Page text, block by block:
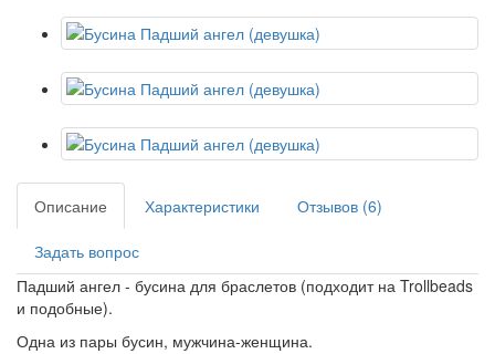
Описание Характеристики Отзывов (6)
Задать вопрос
Падший ангел - бусина для браслетов (подходит на Trollbeads
и подобные).
Одна из пары бусин, мужчина-женщина.